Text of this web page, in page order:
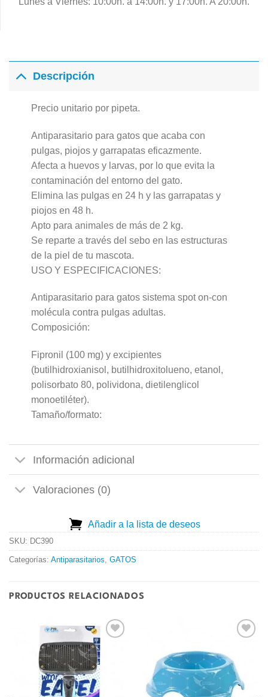
Descripción
Precio unitario por pipeta.
Antiparasitario para gatos que acaba con
pulgas, piojos y garrapatas eficazmente.
Afecta a huevos y larvas, por lo que evita la
contaminación del entorno del gato.
Elimina las pulgas en 24 h y las garrapatas y
piojos en 48 h.
Apto para animales de más de 2 kg.
Se reparte a través del sebo en las estructuras
de la piel de tu mascota.
USO Y ESPECIFICACIONES:
Antiparasitario para gatos sistema spot on-con
molécula contra pulgas adultas.
Composición:
Fipronil (100 mg) y excipientes
(butilhidroxianisol, butilhidroxitolueno, etanol,
polisorbato 80, polividona, dietilenglicol
monoetiléter).
Tamaño/formato:
Información adicional
Valoraciones (0)
Añadir a la lista de deseos
SKU: DC390
Categorías: Antiparasitarios, GATOS
PRODUCTOS RELACIONADOS
Añadir
lista de
deseos
Añadir
a la
lista de
deseos